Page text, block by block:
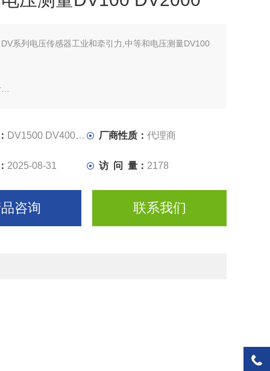
DV系列电压传感器工业和牵引力,中等和电压测量DV100
验电压:18.5 KVRMS / 50 Hz / 1分钟
DV1500 DV4000/SP2 厂商性质：代理商
2025-08-31 访 问 量： 2178
咨询 联系我们